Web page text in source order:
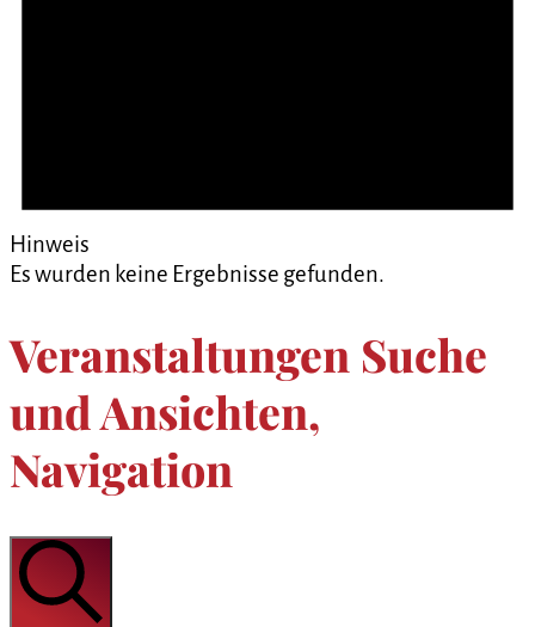
Hinweis
Es wurden keine Ergebnisse gefunden.
Veranstaltungen Suche
und Ansichten,
Navigation